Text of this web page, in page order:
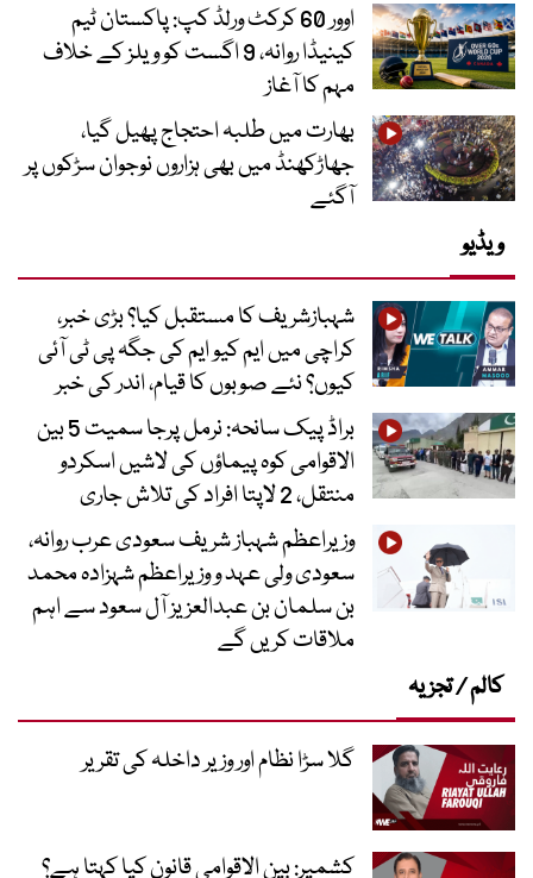
اوور 60 کرکٹ ورلڈ کپ: پاکستان ٹیم
کینیڈا روانہ، 9 اگست کو ویلز کے خلاف
مہم کا آغاز
بھارت میں طلبہ احتجاج پھیل گیا،
جھاڑکھنڈ میں بھی ہزاروں نوجوان سڑکوں پر
آگئے
ویڈیو
شہبازشریف کا مستقبل کیا؟ بڑی خبر،
کراچی میں ایم کیو ایم کی جگہ پی ٹی آئی
کیوں؟ نئے صوبوں کا قیام، اندر کی خبر
براڈ پیک سانحہ: نرمل پرجا سمیت 5 بین
الاقوامی کوہ پیماؤں کی لاشیں اسکردو
منتقل، 2 لاپتا افراد کی تلاش جاری
وزیراعظم شہباز شریف سعودی عرب روانہ،
سعودی ولی عہد و وزیراعظم شہزادہ محمد
بن سلمان بن عبدالعزیز آل سعود سے اہم
ملاقات کریں گے
کالم / تجزیہ
گلا سڑا نظام اور وزیر داخلہ کی تقریر
کشمیر: بین الاقوامی قانون کیا کہتا ہے؟